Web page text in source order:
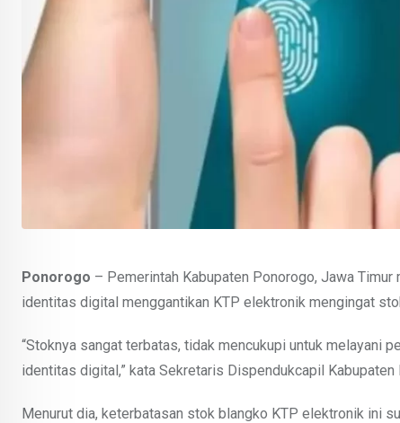
Ponorogo – Pemerintah Kabupaten Ponorogo, Jawa
identitas digital menggantikan KTP elektronik mengingat
“Stoknya sangat terbatas, tidak mencukupi untuk melayani
identitas digital,” kata Sekretaris Dispendukcapil Kabupaten
Menurut dia, keterbatasan stok blangko KTP elektronik ini